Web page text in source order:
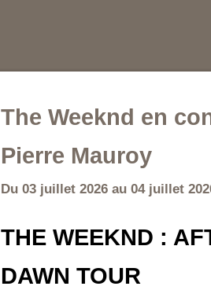
The Weeknd en
Pierre Mauroy
Du 03 juillet 2026 au 04 juillet
THE WEEKND :
DAWN TOUR